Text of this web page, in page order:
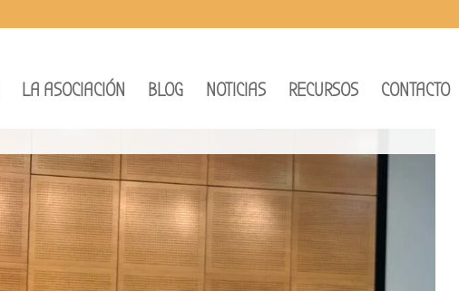
LA ASOCIACIÓN BLOG NOTICIAS RECURSOS CONTACTO